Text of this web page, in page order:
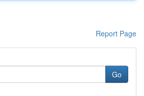
Report Page
Go